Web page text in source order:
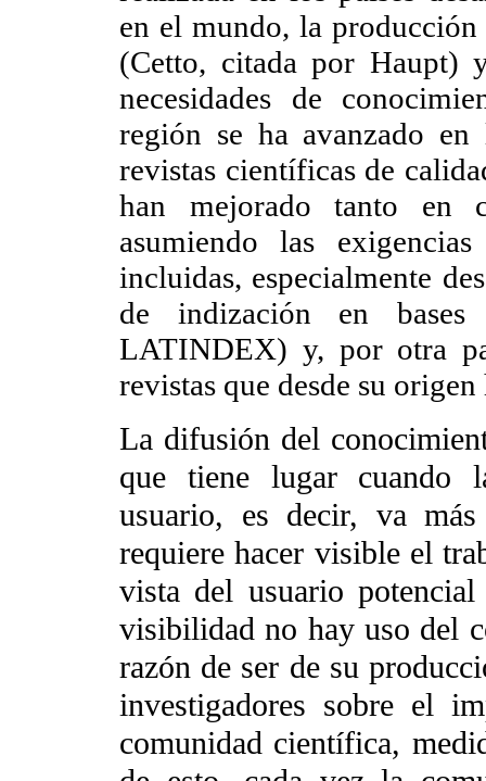
en el mundo, la
(Cetto, citada por Haupt)
necesidades de
región se ha avanzado
revistas científicas de
han mejorado tanto en
asumiendo las
incluidas, especialmente
de indización en
LATINDEX) y, por otra
revistas que desde su
La difusión del
que tiene lugar cuando
usuario, es decir, va
requiere hacer visible el
vista del usuario
visibilidad no hay uso del
razón de ser de su
investigadores sobre el
comunidad científica,